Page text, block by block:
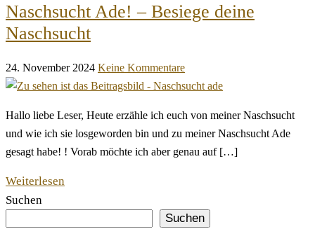
Naschsucht Ade! – Besiege deine
Naschsucht
24. November 2024 Keine Kommentare
Hallo liebe Leser, Heute erzähle ich euch von meiner Naschsucht
und wie ich sie losgeworden bin und zu meiner Naschsucht Ade
gesagt habe! ! Vorab möchte ich aber genau auf […]
Weiterlesen
Suchen
Suchen